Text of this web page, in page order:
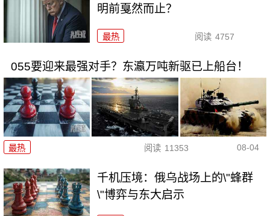
明前戛然而止？
最热 阅读 4757
055要迎来最强对手？东瀛万吨新驱已上船台！
最热 阅读 11353 08-04
千机压境：俄乌战场上的\"蜂群
\"博弈与东大启示